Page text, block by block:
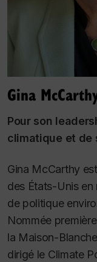
Gina
Pour son
climatique et de
Gina McCarthy
des États-Unis
de politique
Nommée
la Maison-
dirigé le Climate